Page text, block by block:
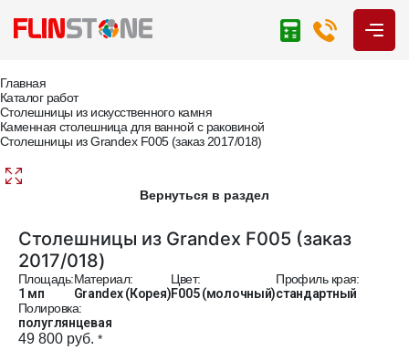
Главная
Каталог работ
Столешницы из искусственного камня
Каменная столешница для ванной с раковиной
Столешницы из Grandex F005 (заказ 2017/018)
Вернуться в раздел
Столешницы из Grandex F005 (заказ
2017/018)
Площадь:
1 мп
Материал:
Grandex (Корея)
Цвет:
F005 (молочный)
Профиль края:
стандартный
Полировка:
полуглянцевая
49 800 руб. *